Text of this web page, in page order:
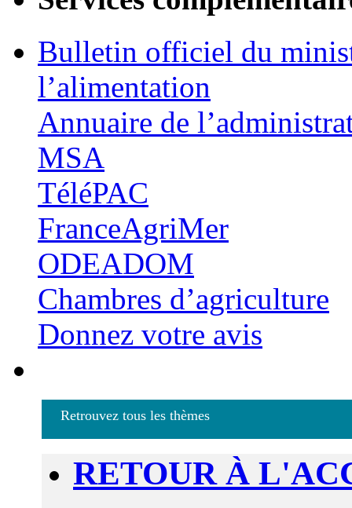
Bulletin officiel du
l’alimentation
Annuaire de
MSA
TéléPAC
FranceAgriMer
ODEADOM
Chambres d’agriculture
Donnez votre avis
Retrouvez tous les thèmes
RETOUR À